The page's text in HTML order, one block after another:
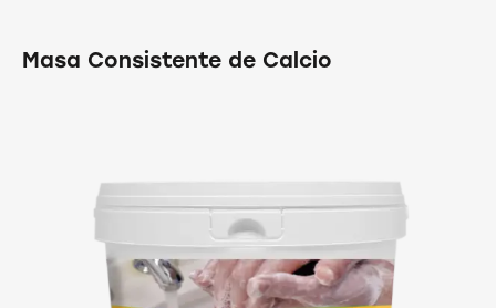
Masa Consistente de Calcio